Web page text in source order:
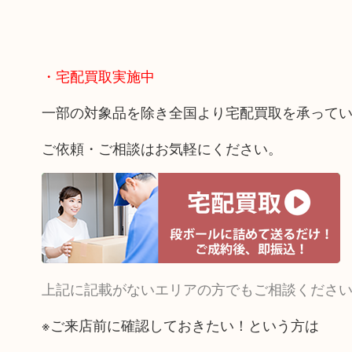
・宅配買取実施中
一部の対象品を除き全国より宅配買取を承ってい
ご依頼・ご相談はお気軽にください。
上記に記載がないエリアの方でもご相談ください
※ご来店前に確認しておきたい！という方は